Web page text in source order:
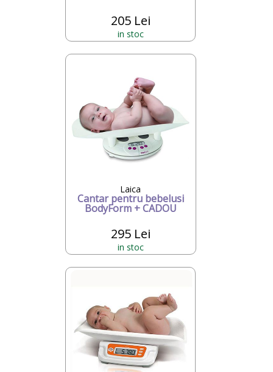
205 Lei
in stoc
Laica
Cantar pentru bebelusi
BodyForm + CADOU
295 Lei
in stoc